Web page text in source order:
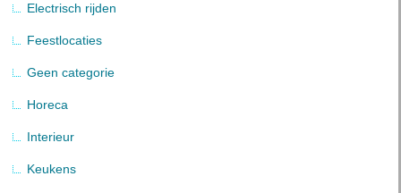
Electrisch rijden
Feestlocaties
Geen categorie
Horeca
Interieur
Keukens